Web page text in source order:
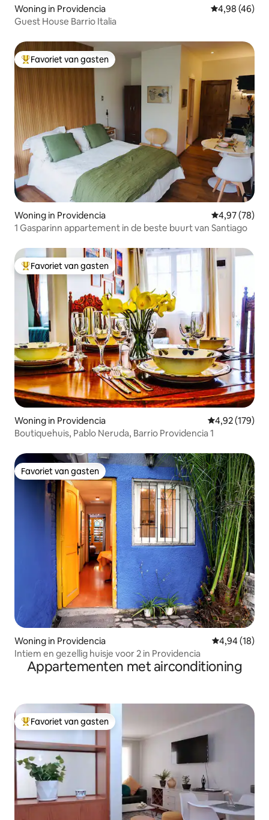
Woning in Providencia Gemiddelde
4,98 (46)
Guest House Barrio Italia
Topfavoriet van gasten
Favoriet van gasten
Woning in Providencia Gemiddelde
4,97 (78)
1 Gasparinn appartement in de beste buurt van Santiago
Topfavoriet van gasten
Favoriet van gasten
Woning in Providencia Gemiddelde
4,92 (179)
Boutiquehuis, Pablo Neruda, Barrio Providencia 1
Favoriet van gasten
Favoriet van gasten
Woning in Providencia Gemiddelde
4,94 (18)
Intiem en gezellig huisje voor 2 in Providencia
Appartementen met airconditioning
Topfavoriet van gasten
Favoriet van gasten